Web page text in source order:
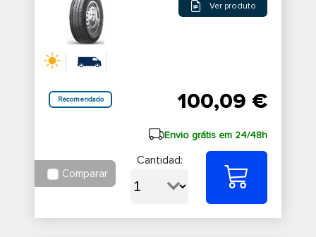
Ver produto
Recomendado 100,09 €
Envio grátis em 24/48h
Comparar
Cantidad: